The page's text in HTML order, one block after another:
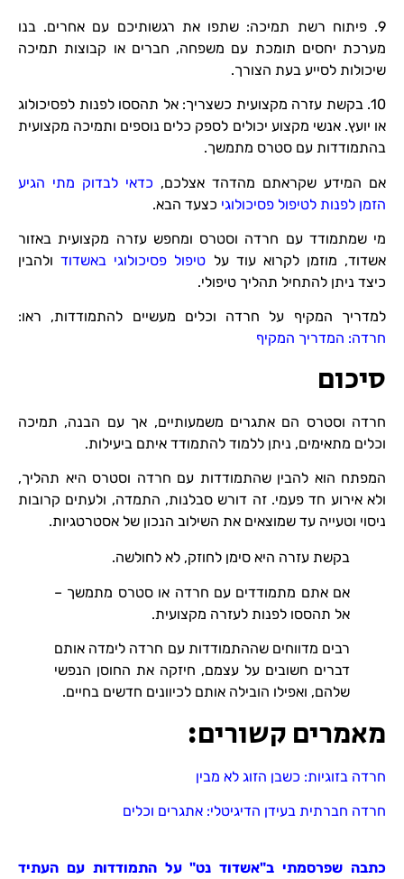
9. פיתוח רשת תמיכה: שתפו את רגשותיכם עם אחרים. בנו
מערכת יחסים תומכת עם משפחה, חברים או קבוצות תמיכה
שיכולות לסייע בעת הצורך.
10. בקשת עזרה מקצועית כשצריך: אל תהססו לפנות לפסיכולוג
או יועץ. אנשי מקצוע יכולים לספק כלים נוספים ותמיכה מקצועית
בהתמודדות עם סטרס מתמשך.
אם המידע שקראתם מהדהד אצלכם, כדאי לבדוק מתי הגיע
הזמן לפנות לטיפול פסיכולוגי כצעד הבא.
מי שמתמודד עם חרדה וסטרס ומחפש עזרה מקצועית באזור
אשדוד, מוזמן לקרוא עוד על טיפול פסיכולוגי באשדודולהבין
כיצד ניתן להתחיל תהליך טיפולי.
למדריך המקיף על חרדה וכלים מעשיים להתמודדות, ראו:
חרדה: המדריך המקיף
סיכום
חרדה וסטרס הם אתגרים משמעותיים, אך עם הבנה, תמיכה
וכלים מתאימים, ניתן ללמוד להתמודד איתם ביעילות.
המפתח הוא להבין שהתמודדות עם חרדה וסטרס היא תהליך,
ולא אירוע חד פעמי. זה דורש סבלנות, התמדה, ולעתים קרובות
ניסוי וטעייה עד שמוצאים את השילוב הנכון של אסטרטגיות.
בקשת עזרה היא סימן לחוזק, לא לחולשה.
אם אתם מתמודדים עם חרדה או סטרס מתמשך –
אל תהססו לפנות לעזרה מקצועית.
רבים מדווחים שההתמודדות עם חרדה לימדה אותם
דברים חשובים על עצמם, חיזקה את החוסן הנפשי
שלהם, ואפילו הובילה אותם לכיוונים חדשים בחיים.
מאמרים קשורים:
חרדה בזוגיות: כשבן הזוג לא מבין
חרדה חברתית בעידן הדיגיטלי: אתגרים וכלים
כתבה שפרסמתי ב"אשדוד נט" על התמודדות עם העתיד